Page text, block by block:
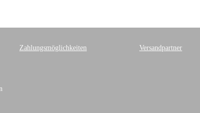
Zahlungsmöglichkeiten Versandpartner